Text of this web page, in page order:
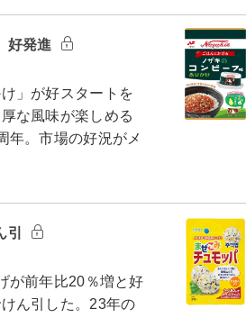
好発進
」が好スタートを
な風味が楽しめる
年。市場の好況がメ
引
が前年比20％増と好
ん引した。23年の